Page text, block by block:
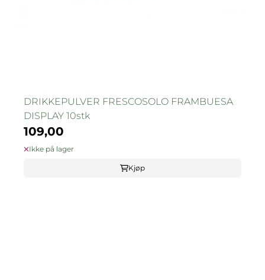
DRIKKEPULVER FRESCOSOLO FRAMBUESA
DISPLAY 10stk
109,00
Ikke på lager
Kjøp